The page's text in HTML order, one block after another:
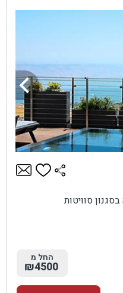
החל מ
₪4500